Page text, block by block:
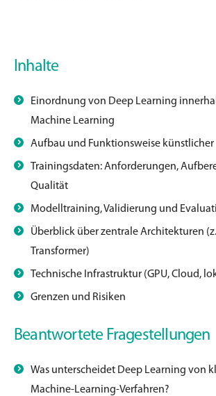
Inhalte
Einordnung von Deep Learning
Machine Learning
Aufbau und Funktionsweise
Trainingsdaten: Anforderungen,
Qualität
Modelltraining, Validierung und
Überblick über zentrale Architekturen (z.
Transformer)
Technische Infrastruktur (GPU, Cloud,
Grenzen und Risiken
Beantwortete Fragestellungen
Was unterscheidet Deep Learning von
Machine-Learning-Verfahren?